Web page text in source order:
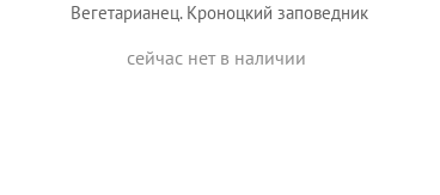
Вегетарианец. Кроноцкий заповедник
сейчас нет в наличии